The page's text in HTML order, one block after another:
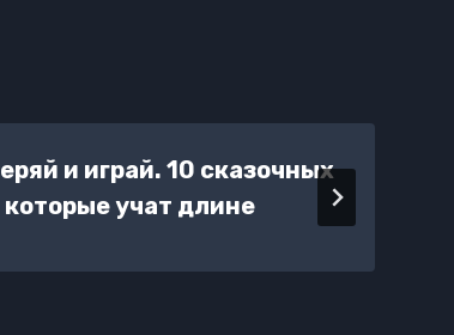
и играй. 10 сказочных
которые учат длине